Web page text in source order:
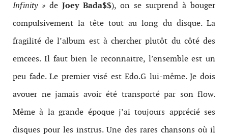
Infinity » de Joey Bada$$), on se surprend à bouger
compulsivement la tête tout au long du disque. La
fragilité de l’album est à chercher plutôt du côté des
emcees. Il faut bien le reconnaitre, l’ensemble est un
peu fade. Le premier visé est Edo.G lui-même. Je dois
avouer ne jamais avoir été transporté par son flow.
Même à la grande époque j’ai toujours apprécié ses
disques pour les instrus. Une des rares chansons où il